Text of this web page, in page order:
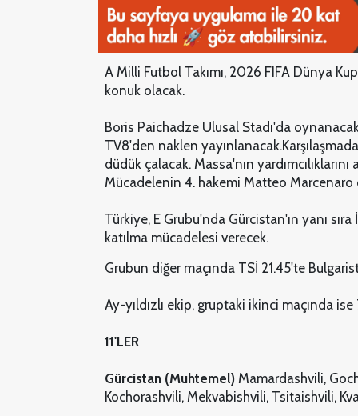
A Milli Futbol Takımı, 2026 FIFA Dünya
konuk olacak.
Boris Paichadze Ulusal Stadı'da
TV8'den naklen
düdük çalacak. Massa'nın
Mücadelenin 4. hakemi Matteo Marcenaro
Türkiye, E Grubu'nda Gürcistan'ın yanı
katılma mücadelesi verecek.
Grubun diğer maçında TSİ 21.45'te
Ay-yıldızlı ekip, gruptaki ikinci maçında
11'LER
Gürcistan (Muhtemel) Mamardashvili,
Kochorashvili, Mekvabishvili, Tsitaishvili,